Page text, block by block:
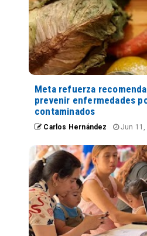
Meta refuerza
prevenir enfermedades
contaminados
Carlos Hernández Jun 11,